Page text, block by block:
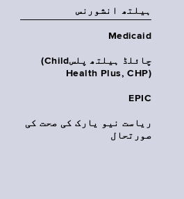
‏ہیلتھ انشورنس
Medicaid
چائلڈ ہیلتھ پلس‎(Child
Health Plus, CHP)‎
EPIC
ریاست نیو یارک کی صحت کی
صورتحال